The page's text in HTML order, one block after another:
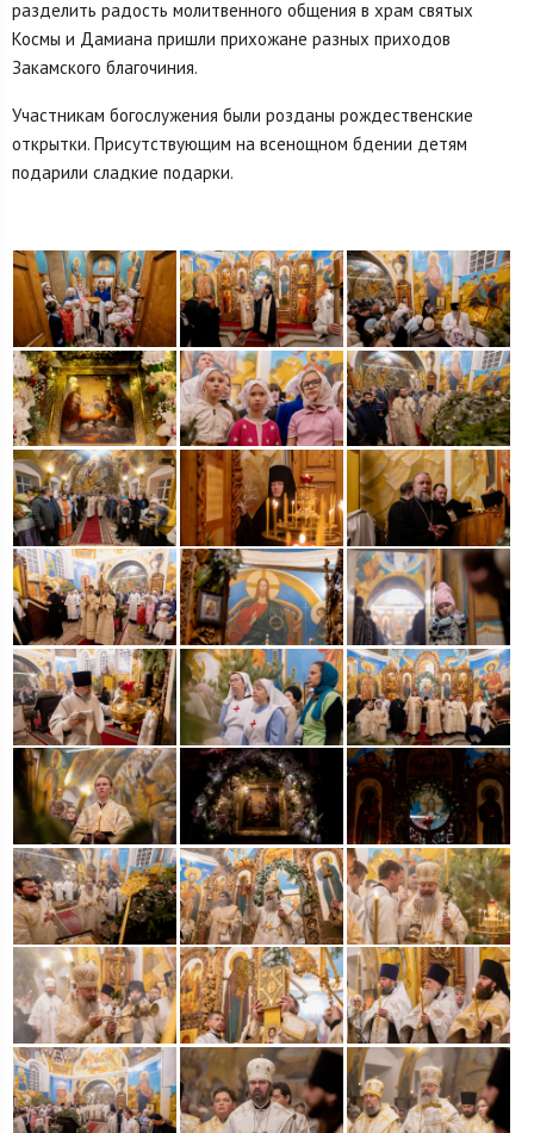
разделить радость молитвенного общения в храм святых
Космы и Дамиана пришли прихожане разных приходов
Закамского благочиния.
Участникам богослужения были розданы рождественские
открытки. Присутствующим на всенощном бдении детям
подарили сладкие подарки.